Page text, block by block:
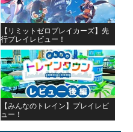
【リミットゼロブレイカーズ】先
行プレイレビュー！
【みんなのトレイン】プレイレビ
ュー！